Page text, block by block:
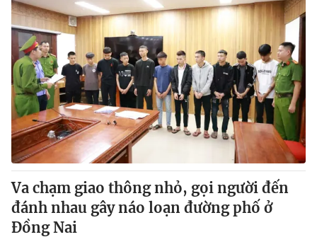
Va chạm giao thông nhỏ, gọi người đến
đánh nhau gây náo loạn đường phố ở
Đồng Nai